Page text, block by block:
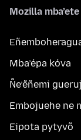
Mozilla mba’ete
Mba’épa kóva
Ñe’ẽñemi
Embojuehe ne
Eipota pytyvõ